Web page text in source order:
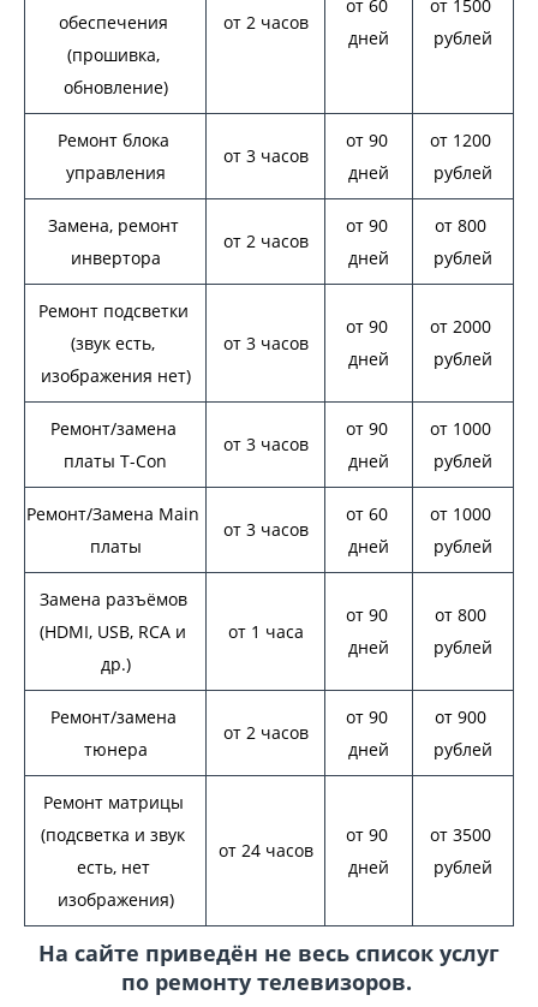
обеспечения
(прошивка,
обновление)
от 2 часов
от 60
дней
от 1500
рублей
Ремонт блока
управления
от 3 часов
от 90
дней
от 1200
рублей
Замена, ремонт
инвертора
от 2 часов
от 90
дней
от 800
рублей
Ремонт подсветки
(звук есть,
изображения нет)
от 3 часов
от 90
дней
от 2000
рублей
Ремонт/замена
платы T-Con
от 3 часов
от 90
дней
от 1000
рублей
Ремонт/Замена Main
платы
от 3 часов
от 60
дней
от 1000
рублей
Замена разъёмов
(HDMI, USB, RCA и
др.)
от 1 часа
от 90
дней
от 800
рублей
Ремонт/замена
тюнера
от 2 часов
от 90
дней
от 900
рублей
Ремонт матрицы
(подсветка и звук
есть, нет
изображения)
от 24 часов
от 90
дней
от 3500
рублей
На сайте приведён не весь список услуг
по ремонту телевизоров.